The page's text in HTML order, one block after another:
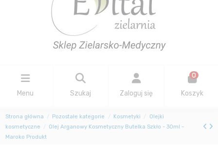
Menu Szukaj Zaloguj się
0
Koszyk
Strona główna Pozostałe kategorie Kosmetyki
Olejki
kosmetyczne
Olej Arganowy Kosmetyczny Butelka Szkło - 30ml -
Maroko Produkt